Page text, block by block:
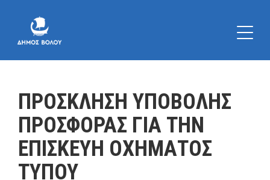
ΠΡΟΣΚΛΗΣΗ ΥΠΟΒΟΛΗΣ
ΠΡΟΣΦΟΡΑΣ ΓΙΑ ΤΗΝ
ΕΠΙΣΚΕΥΗ ΟΧΗΜΑΤΟΣ
ΤΥΠΟΥ